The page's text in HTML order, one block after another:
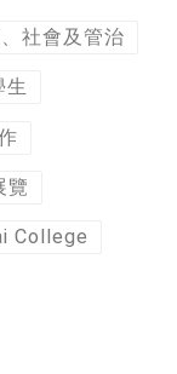
社會及管治
生
覽
College